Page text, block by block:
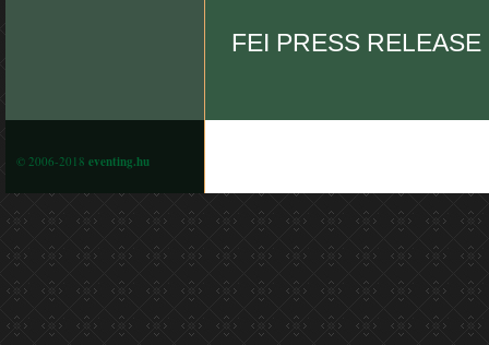
FEI PRESS RELEASE
© 2006-2018 eventing.hu